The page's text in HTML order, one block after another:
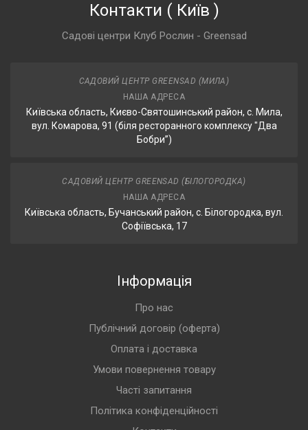
Контакти ( Київ )
Садові центри Клуб Рослин - Greensad
САДОВИЙ ЦЕНТР GREENSAD (МИЛА)
НАША АДРЕСА
Київська область, Києво-Святошинський район, с. Мила,
вул. Комарова, 91 (біля ресторанного комплексу "Два
Бобри”)
САДОВИЙ ЦЕНТР GREENSAD (БІЛОГОРОДКА)
НАША АДРЕСА
Київська область, Бучанський район, с. Білогородка, вул.
Софіївська, 17
Інформація
Про нас
Публічний договір (оферта)
Оплата і доставка
Умови повернення товару
Часті запитання
Політика конфіденційності